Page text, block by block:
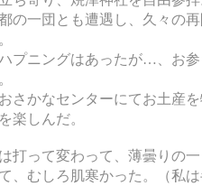
の一団とも遭遇し、久々の
プニングはあったが…、お
さかなセンターにてお土産
楽しんだ。
打って変わって、薄曇りの
、むしろ肌寒かった。（私